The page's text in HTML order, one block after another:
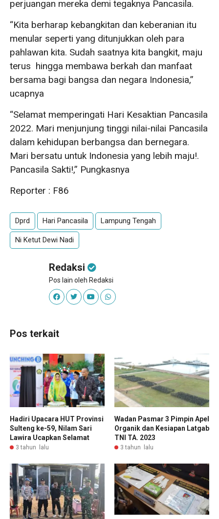
perjuangan mereka demi tegaknya Pancasila.
“Kita berharap kebangkitan dan keberanian itu
menular seperti yang ditunjukkan oleh para
pahlawan kita. Sudah saatnya kita bangkit, maju
terus hingga membawa berkah dan manfaat
bersama bagi bangsa dan negara Indonesia,”
ucapnya
“Selamat memperingati Hari Kesaktian Pancasila
2022. Mari menjunjung tinggi nilai-nilai Pancasila
dalam kehidupan berbangsa dan bernegara.
Mari bersatu untuk Indonesia yang lebih maju!.
Pancasila Sakti!,” Pungkasnya
Reporter : F86
Dprd Hari Pancasila Lampung Tengah
Ni Ketut Dewi Nadi
Redaksi
Pos lain oleh Redaksi
Pos terkait
Hadiri Upacara HUT Provinsi
Sulteng ke-59, Nilam Sari
Lawira Ucapkan Selamat
3 tahun lalu
Wadan Pasmar 3 Pimpin Apel
Organik dan Kesiapan Latgab
TNI TA. 2023
3 tahun lalu